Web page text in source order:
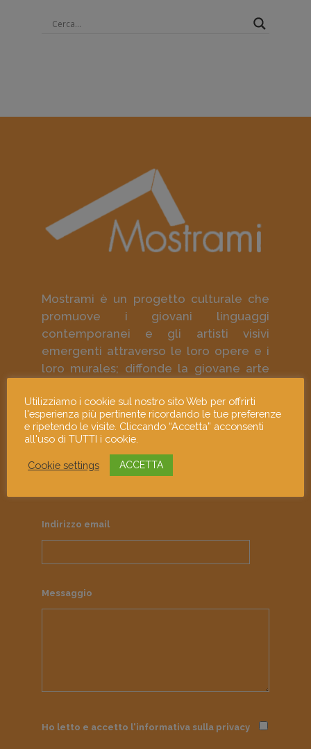
Mostrami è un progetto culturale che
promuove i giovani linguaggi
contemporanei e gli artisti visivi
emergenti attraverso le loro opere e i
loro murales; diffonde la giovane arte
approfondimento culturale e di
responsabilità sociale.
Indirizzo email
Messaggio
Ho letto e accetto l'informativa sulla privacy
Utilizziamo i cookie sul nostro sito Web per offrirti
l'esperienza più pertinente ricordando le tue preferenze
e ripetendo le visite. Cliccando “Accetta” acconsenti
all'uso di TUTTI i cookie.
Cookie settings ACCETTA